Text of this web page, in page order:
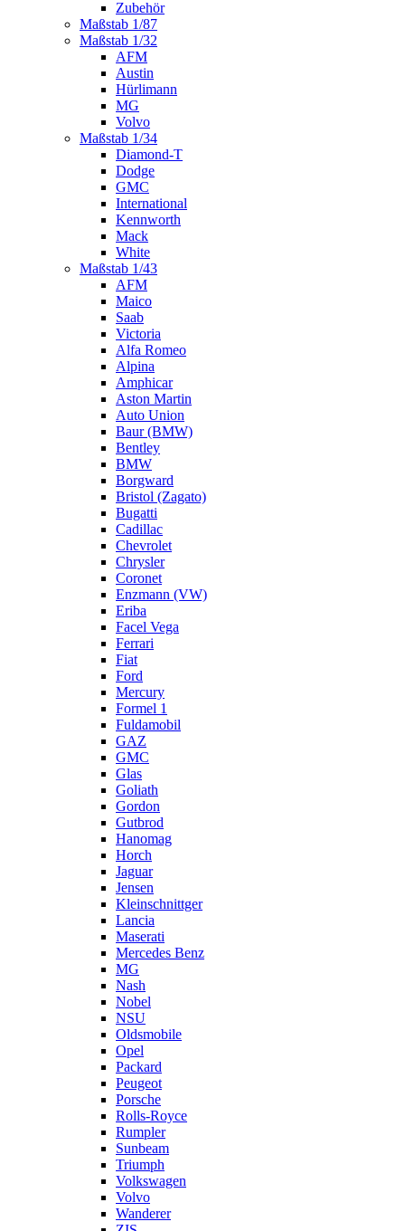
Zubehör
Maßstab 1/87
Maßstab 1/32
AFM
Austin
Hürlimann
MG
Volvo
Maßstab 1/34
Diamond-T
Dodge
GMC
International
Kennworth
Mack
White
Maßstab 1/43
AFM
Maico
Saab
Victoria
Alfa Romeo
Alpina
Amphicar
Aston Martin
Auto Union
Baur (BMW)
Bentley
BMW
Borgward
Bristol (Zagato)
Bugatti
Cadillac
Chevrolet
Chrysler
Coronet
Enzmann (VW)
Eriba
Facel Vega
Ferrari
Fiat
Ford
Mercury
Formel 1
Fuldamobil
GAZ
GMC
Glas
Goliath
Gordon
Gutbrod
Hanomag
Horch
Jaguar
Jensen
Kleinschnittger
Lancia
Maserati
Mercedes Benz
MG
Nash
Nobel
NSU
Oldsmobile
Opel
Packard
Peugeot
Porsche
Rolls-Royce
Rumpler
Sunbeam
Triumph
Volkswagen
Volvo
Wanderer